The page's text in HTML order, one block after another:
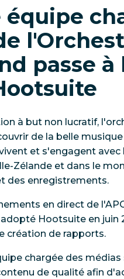
passe
à but non lucratif,
de la belle
et s'engagent
Zélande et dans le
des enregistrements.
en direct de
Hootsuite en
création de rapports.
chargée des
de qualité afin